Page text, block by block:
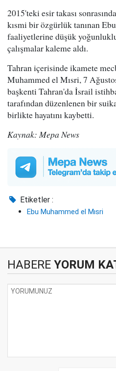
2015'teki esir takası
kısmi bir özgürlük tanınan
faaliyetlerine düşük
çalışmalar kaleme aldı.
Tahran içerisinde ikamete
Muhammed el Mısri, 7
başkenti Tahran'da İsrail
tarafından düzenlenen bir
birlikte hayatını kaybetti.
Kaynak: Mepa News
Etiketler :
Ebu Muhammed el Mısri
HABERE YORUM